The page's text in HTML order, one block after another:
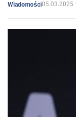
Wiadomości05.03.2025